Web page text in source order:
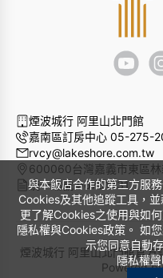
與本飯店合作的第三方服
Cookies及其他追蹤工具，
更了解Cookies之使用與如
隱私權與Cookies政策。 如
示您同意自動
隱私權
煙波城行 阿里山北門館
嘉南區訂房中心 05-275-
rvcy@lakeshore.com.tw
600060台灣嘉義市東區
統一編號 96751731
煙波城行 阿里山北門館官方
Powered